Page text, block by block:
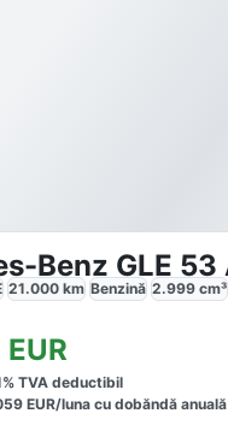
21.000 km Benzină 2.999 cm³
EUR
% TVA deductibil
EUR/luna cu dobăndă anuală